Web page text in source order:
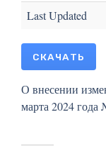
Last Updated
СКАЧАТЬ
О внесении
марта 2024 года